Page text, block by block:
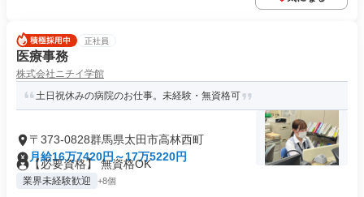
正社員
医療事務
株式会社ニチイ学館
土日祝休みの病院のお仕事。未経験・無資格可
〒373-0828群馬県太田市高林西町
月給16万7420円～17万5220円
【必要資格】 無資格OK
業界未経験歓迎 +8個